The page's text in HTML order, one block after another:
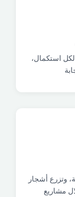
استكمال،
وتزرع أشجار